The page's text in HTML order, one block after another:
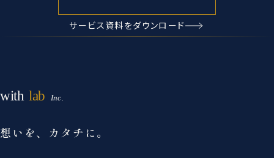
サービス資料をダウンロード
想いを、カタチに。